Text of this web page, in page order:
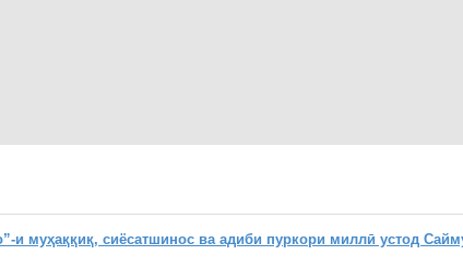
сиёсатшинос ва адиби пуркори миллӣ устод